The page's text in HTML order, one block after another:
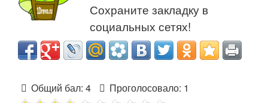
Сохраните закладку в
социальных сетях!
Общий бал: 4 Проголосовало: 1